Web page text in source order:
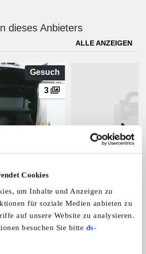
Cookies
um Inhalte und Anzeigen zu
für soziale Medien anbieten zu
auf unsere Website zu analysieren.
besuchen Sie bitte ds-
dieses Anbieters
ALLE ANZEIGEN
Gesuch
3
VW Polizei Käfer
interessieren
ALLE ANZEIGEN